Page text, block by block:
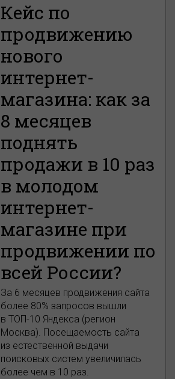
Кейс по
продвижению
нового
интернет-
магазина: как за
8 месяцев
поднять
продажи в 10 раз
в молодом
интернет-
магазине при
продвижении по
всей России?
За 6 месяцев продвижения сайта
более 80% запросов вышли
в ТОП-10 Яндекса (регион
Москва). Посещаемость сайта
из естественной выдачи
поисковых систем увеличилась
более чем в 10 раз.